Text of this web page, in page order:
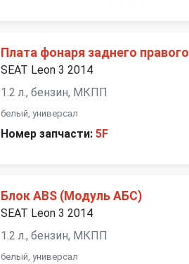
Плата фонаря заднего правого
SEAT Leon 3 2014
1.2 л., бензин, МКПП
белый, универсал
Номер запчасти: 5F
Блок ABS (Модуль АБС)
SEAT Leon 3 2014
1.2 л., бензин, МКПП
белый, универсал